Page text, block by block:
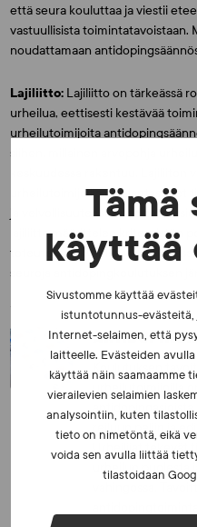
käyttää
Sivustomme käyttää
istuntotunnus-
Internet-selaimen, että
laitteelle. Evästeiden
käyttää näin saamaamme
vierailevien selaimien
analysointiin, kuten
tieto on nimetöntä, eikä
voida sen avulla liittää
tilastoidaan
että seura kouluttaa ja viestii
vastuullisista toimintatavoistaan.
noudattamaan
Lajiliitto: Lajiliitto on tärkeässä
urheilua, eettisesti kestävää
urheilutoimijoita
siihen, millainen arvopohja
urheilutoimijoilla on ajantasaiset
ja velvollisuutensa
lajiliitto määrittelee kriteeristön
toteutetaan kyseisessä
seuroja antidopingkoulutuksen
Koulutuksen
urheilutoimijoilla
reiluun peliin ja
Urheilijat tekevät
urheilun puolesta